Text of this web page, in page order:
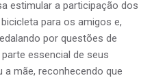
estimular a participação dos
para os amigos e,
por questões de
essencial de seus
a mãe, reconhecendo que